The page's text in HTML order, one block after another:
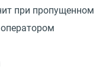
при пропущенном